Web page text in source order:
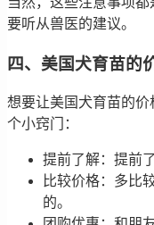
要听从兽医的建议。
四、美国犬育苗的
想要让美国犬育苗的
个小窍门：
提前了解：提前
比较价格：多比
的。